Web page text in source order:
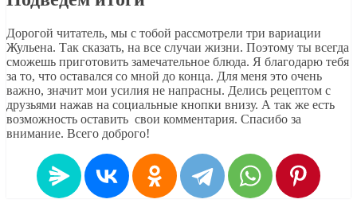
Дорогой читатель, мы с тобой рассмотрели три вариации
Жульена. Так сказать, на все случаи жизни. Поэтому ты всегда
сможешь приготовить замечательное блюда. Я благодарю тебя
за то, что оставался со мной до конца. Для меня это очень
важно, значит мои усилия не напрасны. Делись рецептом с
друзьями нажав на социальные кнопки внизу. А так же есть
возможность оставить свои комментария. Спасибо за
внимание. Всего доброго!